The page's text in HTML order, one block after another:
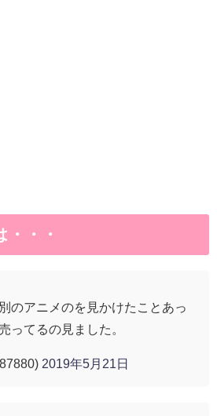
・・
のアニメのを見かけたことあっ
ってるの見ました。
2019年5月21日